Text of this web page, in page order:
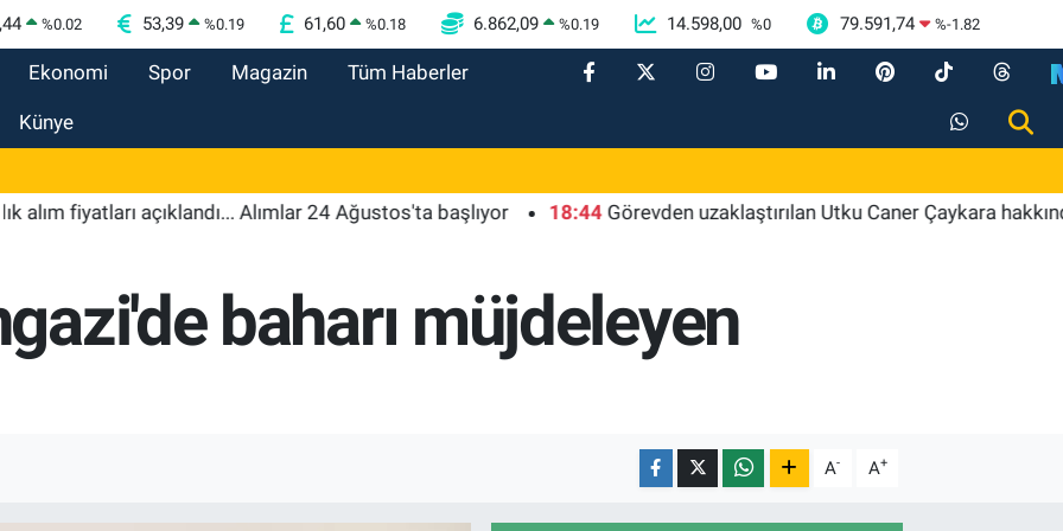
%0.02 53,39 %0.19 61,60 %0.18 6.862,09 %0.19 14.598,00 %0 79.591,74 %-1.82
Ekonomi Spor Magazin Tüm Haberler
Künye
fiyatları açıklandı... Alımlar 24 Ağustos'ta başlıyor 18:44 Görevden uzaklaştırılan Utku Caner Çaykara hakkında
baharı müjdeleyen
A- A+